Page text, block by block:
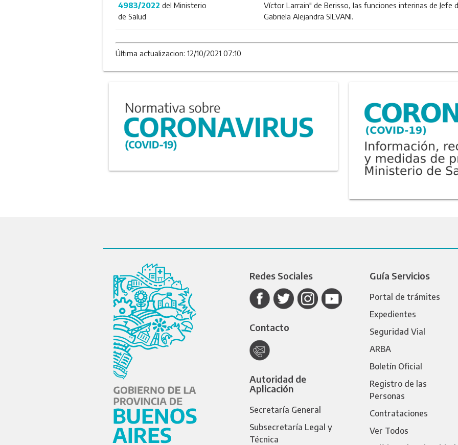
4983/2022 del Ministerio
de Salud
Víctor Larrain" de Berisso, las funciones interinas de Jefe
Gabriela Alejandra SILVANI.
Última actualizacion: 12/10/2021 07:10
Redes Sociales
Contacto
Autoridad de
Aplicación
Secretaría General
Subsecretaría Legal y
Técnica
Guía Servicios
Portal de trámites
Expedientes
Seguridad Vial
ARBA
Boletín Oficial
Registro de las
Personas
Contrataciones
Ver Todos